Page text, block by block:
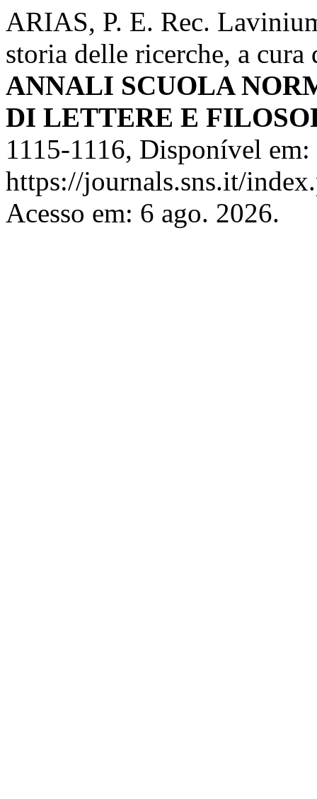
ARIAS, P. E. Rec.
storia delle ricerche, a
ANNALI SCUOLA
DI LETTERE E
1115-1116, Disponível em:
https://journals.sns.it/
Acesso em: 6 ago. 2026.